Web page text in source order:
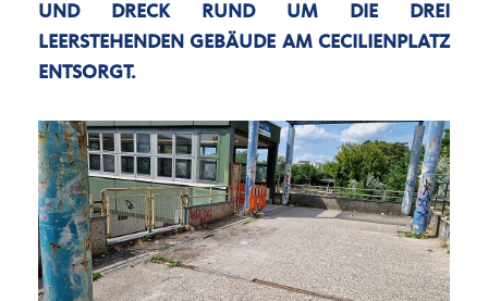
UND DRECK RUND UM DIE DREI
LEERSTEHENDEN GEBÄUDE AM CECILIENPLATZ
ENTSORGT.